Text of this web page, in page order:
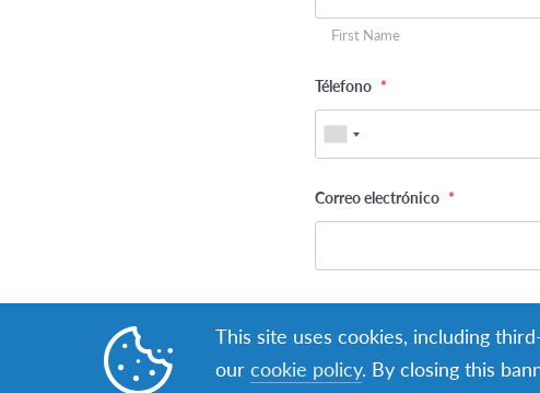
First Name
Télefono *
Correo electrónico *
Fecha de nacimiento *
Day
This site uses cookies, including
our cookie policy. By closing this